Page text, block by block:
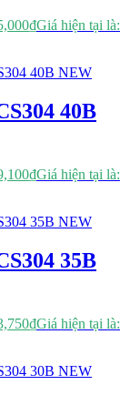
₫Giá hiện tại là:
40B
₫Giá hiện tại là:
35B
₫Giá hiện tại là: